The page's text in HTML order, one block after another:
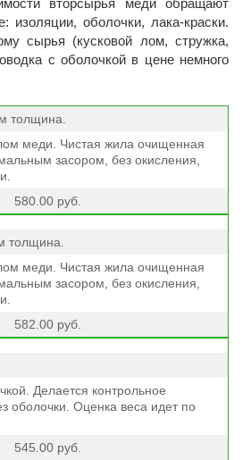
вторсырья меди обращают
изоляции, оболочки, лака-краски.
сырья (кусковой лом, стружка,
с оболочкой в цене немного
толщина.
меди. Чистая жила очищенная
засором, без окисления,
580.00 руб.
толщина.
меди. Чистая жила очищенная
засором, без окисления,
582.00 руб.
Делается контрольное
оболочки. Оценка веса идет по
545.00 руб.